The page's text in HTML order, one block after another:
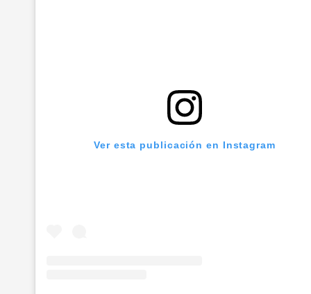
Ver esta publicación en Instagram